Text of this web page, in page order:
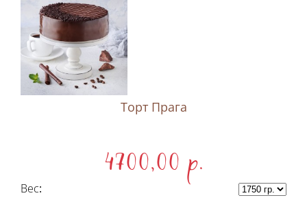
Торт Прага
4700,00 p.
Вес